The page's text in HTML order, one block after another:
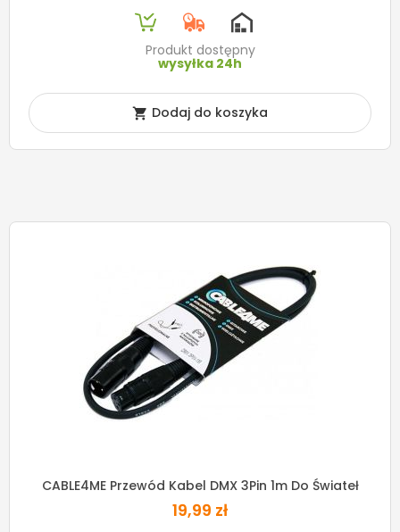
Produkt dostępny
wysyłka 24h
 Dodaj do koszyka
CABLE4ME Przewód Kabel DMX 3Pin 1m Do Świateł
19,99 zł